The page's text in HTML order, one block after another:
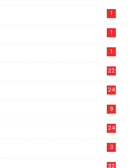
1
1
1
22
24
9
24
3
32